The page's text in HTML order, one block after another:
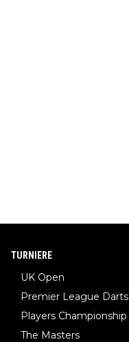
TURNIERE
UK Open
Premier League Darts
Players Championship
The Masters